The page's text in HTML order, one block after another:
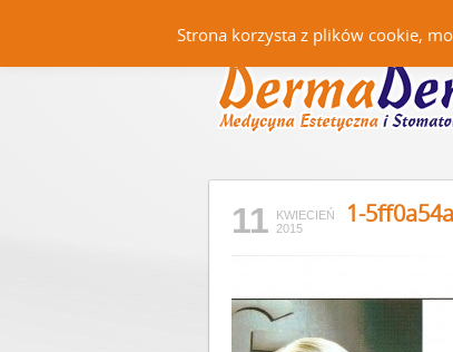
11
KWIECIEŃ
2015
1-
Strona korzysta z plików cookie,